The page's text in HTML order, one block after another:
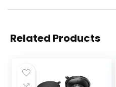
Related Products